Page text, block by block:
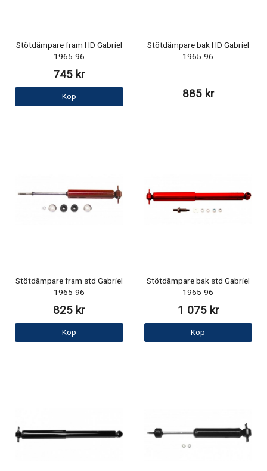
Stötdämpare fram HD Gabriel
1965-96
745 kr
Köp
Stötdämpare bak HD Gabriel
1965-96
885 kr
Stötdämpare fram std Gabriel
1965-96
825 kr
Köp
Stötdämpare bak std Gabriel
1965-96
1 075 kr
Köp